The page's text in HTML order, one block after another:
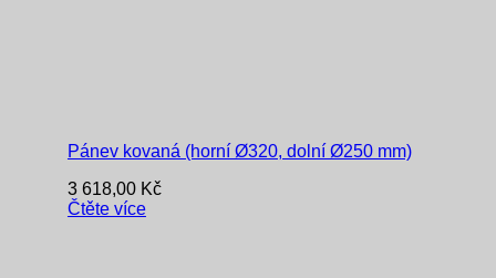
Pánev kovaná (horní Ø320, dolní Ø250 mm)
3 618,00 Kč
Čtěte více